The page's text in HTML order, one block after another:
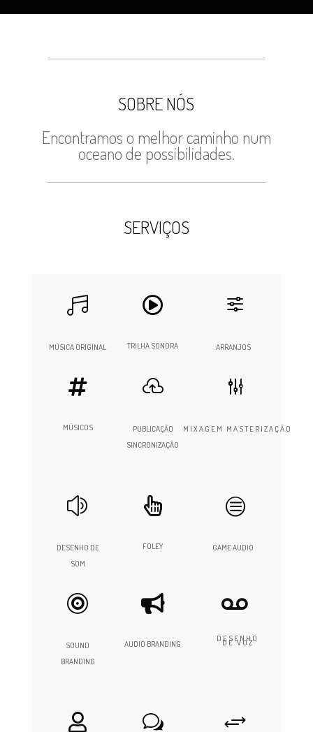
SOBRE NÓS
Encontramos o melhor caminho num
oceano de possibilidades.
SERVIÇOS

MÚSICA ORIGINAL

TRILHA SONORA
f
ARRANJOS

MÚSICOS

PUBLICAÇÃO
SINCRONIZAÇÃO
g
MIXAGEM MASTERIZAÇÃO
z
DESENHO DE
SOM

FOLEY
c
GAME AUDIO

SOUND
BRANDING

AUDIO BRANDING

DESENHO
DE VOZ
 w +